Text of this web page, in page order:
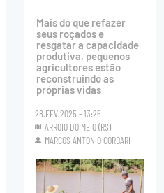
Mais do que refazer
seus roçados e
resgatar a capacidade
produtiva, pequenos
agricultores estão
reconstruindo as
próprias vidas
28.FEV.2025 - 13:25
ARROIO DO MEIO (RS)
MARCOS ANTONIO CORBARI